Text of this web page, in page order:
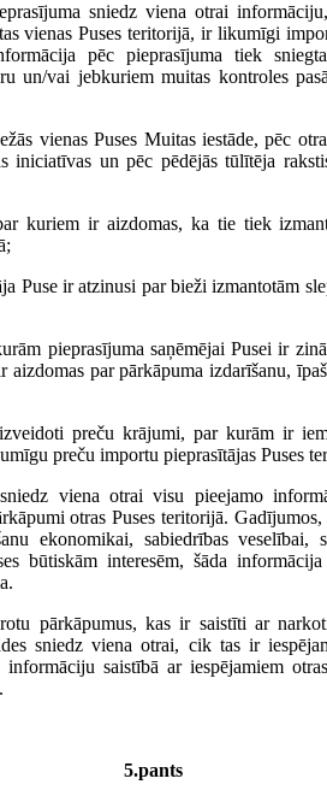
sniedz viena otrai
vienas Puses teritorijā, ir likumīgi
pēc pieprasījuma tiek
un/vai jebkuriem muitas kontroles
vienas Puses Muitas iestāde, pēc
iniciatīvas un pēc pēdējās tūlītēja
kuriem ir aizdomas, ka tie tiek
Puse ir atzinusi par bieži izmantotām
pieprasījuma saņēmējai Pusei ir
aizdomas par pārkāpuma izdarīšanu,
preču krājumi, par kurām ir
preču importu pieprasītājas Puses
viena otrai visu pieejamo
otras Puses teritorijā.
ekonomikai, sabiedrības veselībai,
būtiskām interesēm, šāda
pārkāpumus, kas ir saistīti ar
sniedz viena otrai, cik tas ir
saistībā ar iespējamiem
5.pants